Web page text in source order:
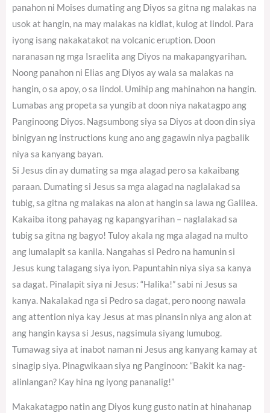
panahon ni Moises dumating ang Diyos sa gitna ng malakas na
usok at hangin, na may malakas na kidlat, kulog at lindol. Para
iyong isang nakakatakot na volcanic eruption. Doon
naranasan ng mga Israelita ang Diyos na makapangyarihan.
Noong panahon ni Elias ang Diyos ay wala sa malakas na
hangin, o sa apoy, o sa lindol. Umihip ang mahinahon na hangin.
Lumabas ang propeta sa yungib at doon niya nakatagpo ang
Panginoong Diyos. Nagsumbong siya sa Diyos at doon din siya
binigyan ng instructions kung ano ang gagawin niya pagbalik
niya sa kanyang bayan.
Si Jesus din ay dumating sa mga alagad pero sa kakaibang
paraan. Dumating si Jesus sa mga alagad na naglalakad sa
tubig, sa gitna ng malakas na alon at hangin sa lawa ng Galilea.
Kakaiba itong pahayag ng kapangyarihan – naglalakad sa
tubig sa gitna ng bagyo! Tuloy akala ng mga alagad na multo
ang lumalapit sa kanila. Nangahas si Pedro na hamunin si
Jesus kung talagang siya iyon. Papuntahin niya siya sa kanya
sa dagat. Pinalapit siya ni Jesus: “Halika!” sabi ni Jesus sa
kanya. Nakalakad nga si Pedro sa dagat, pero noong nawala
ang attention niya kay Jesus at mas pinansin niya ang alon at
ang hangin kaysa si Jesus, nagsimula siyang lumubog.
Tumawag siya at inabot naman ni Jesus ang kanyang kamay at
sinagip siya. Pinagwikaan siya ng Panginoon: “Bakit ka nag-
alinlangan? Kay hina ng iyong pananalig!”
Makakatagpo natin ang Diyos kung gusto natin at hinahanap